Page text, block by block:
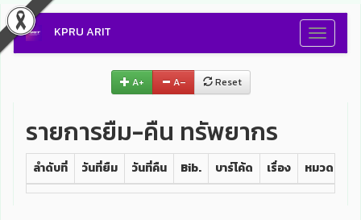
Toggle
KPRU ARIT
A+ A– Reset
รายการยืม-คืน ทรัพยากร
ลำดับที่ วันที่ยืม วันที่คืน Bib. บาร์โค้ด เรื่อง หมวดหมู่